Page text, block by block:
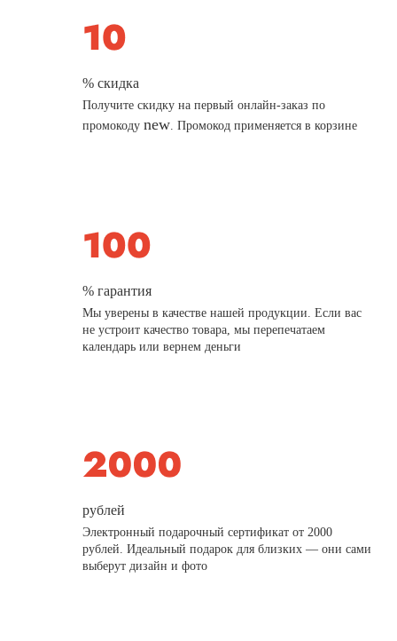
% скидка
Получите скидку на первый онлайн-заказ по
промокодуnew. Промокод применяется в корзине
% гарантия
Мы уверены в качестве нашей продукции. Если вас
не устроит качество товара, мы перепечатаем
календарь или вернем деньги
рублей
Электронный подарочный сертификат от 2000
рублей. Идеальный подарок для близких — они сами
выберут дизайн и фото